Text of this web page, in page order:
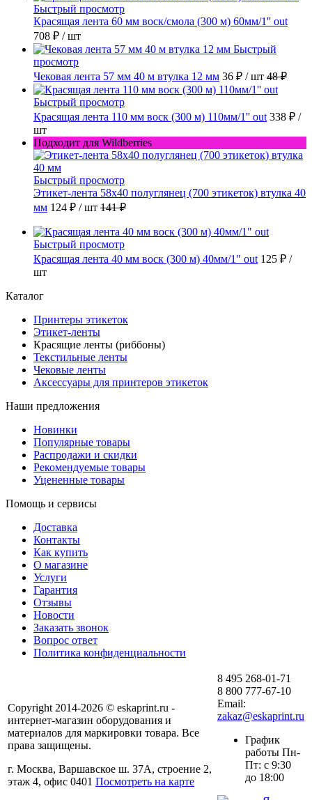
Быстрый просмотр
Красящая лента 60 мм воск/смола (300 м) 60мм/1'' out
708 ₽ / шт
Быстрый
просмотр
Чековая лента 57 мм 40 м втулка 12 мм 36 ₽ / шт 48 ₽
Быстрый просмотр
Красящая лента 110 мм воск (300 м) 110мм/1'' out 338 ₽ /
шт
Подходит для Wildberries
Быстрый просмотр
Этикет-лента 58х40 полуглянец (700 этикеток) втулка 40
мм 124 ₽ / шт 141 ₽
Быстрый просмотр
Красящая лента 40 мм воск (300 м) 40мм/1" out 125 ₽ /
шт
Каталог
Принтеры этикеток
Этикет-ленты
Красящие ленты (риббоны)
Текстильные ленты
Чековые ленты
Аксессуары для принтеров этикеток
Наши предложения
Новинки
Популярные товары
Распродажи и скидки
Рекомендуемые товары
Уцененные товары
Помощь и сервисы
Доставка
Контакты
Как купить
О магазине
Услуги
Гарантия
Отзывы
Новости
Заказать звонок
Вопрос ответ
Политика конфиденциальности
Copyright 2014-2026 © eskaprint.ru -
интернет-магазин оборудования и
материалов для маркировки товара. Все
права защищены.
г. Москва, Варшавское ш. 37А, строение 2,
этаж 4, офис 0401 Посмотреть на карте
8 495 268-01-71
8 800 777-67-10
Email:
zakaz@eskaprint.ru
График
работы Пн-
Пт: с 9:30
до 18:00